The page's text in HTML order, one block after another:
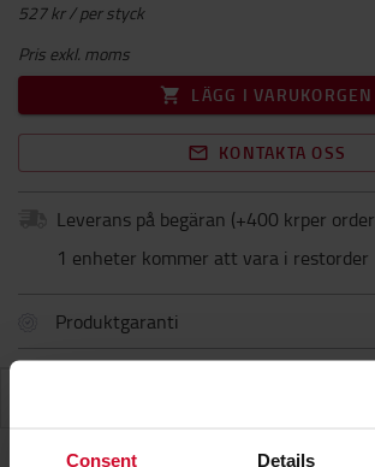
Consent Details
527 kr / per styck
Pris exkl. moms
LÄGG I VARUKORGEN
KONTAKTA OSS
Leverans på begäran (+400 krper order
1 enheter kommer att vara i restorder
Produktgaranti